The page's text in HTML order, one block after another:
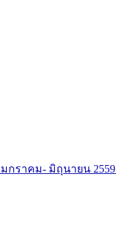
กราคม- มิถุนายน 2559